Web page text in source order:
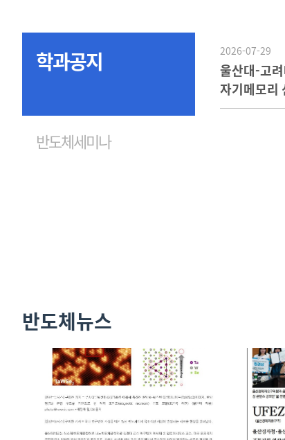
학과공지
반도체세미나
2026-07-29
울산대-고
자기메모리
몰리브덴
반도체뉴스